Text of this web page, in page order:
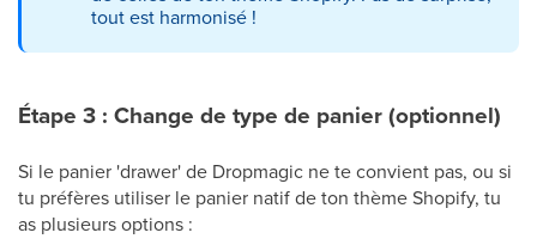
tout est harmonisé !
Étape 3 : Change de type de panier (optionnel)
Si le panier 'drawer' de Dropmagic ne te convient pas, ou si
tu préfères utiliser le panier natif de ton thème Shopify, tu
as plusieurs options :